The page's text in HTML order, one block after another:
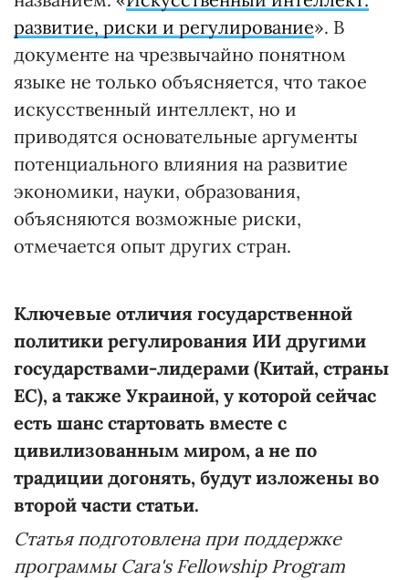
развитие, риски и регулирование». В
документе на чрезвычайно понятном
языке не только объясняется, что такое
искусственный интеллект, но и
приводятся основательные аргументы
потенциального влияния на развитие
экономики, науки, образования,
объясняются возможные риски,
отмечается опыт других стран.
Ключевые отличия государственной
политики регулирования ИИ другими
государствами-лидерами (Китай, страны
ЕС), а также Украиной, у которой сейчас
есть шанс стартовать вместе с
цивилизованным миром, а не по
традиции догонять, будут изложены во
второй части статьи.
Статья подготовлена при поддержке
программы Cara's Fellowship Program